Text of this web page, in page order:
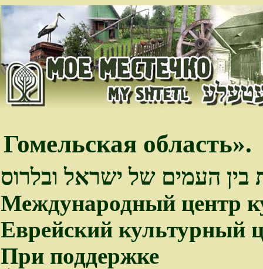
Гомельская область».
בין העמים של ישראל ובלרוס
Международный центр
Еврейский культурный
При поддержке